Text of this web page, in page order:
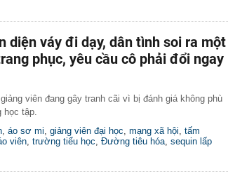
diện váy đi dạy, dân tình soi ra một
phục, yêu cầu cô phải đổi ngay
viên đang gây tranh cãi vì bị đánh giá không phù
học tập.
, áo sơ mi, giảng viên đại học, mạng xã hội, tấm
viên, trường tiểu học, Đường tiêu hóa, sequin lấp